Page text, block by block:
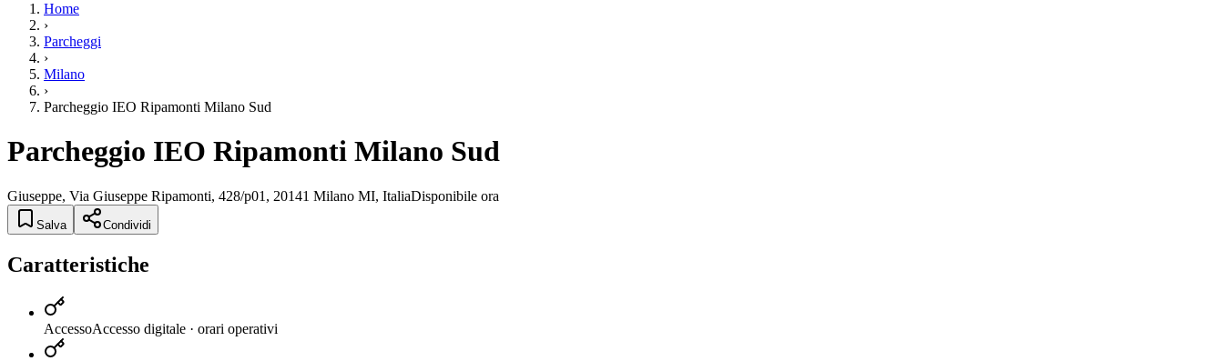
Home
›
Parcheggi
›
Milano
›
Parcheggio IEO Ripamonti Milano Sud
Parcheggio IEO Ripamonti Milano Sud
Giuseppe, Via Giuseppe Ripamonti, 428/p01, 20141 Milano MI, ItaliaDisponibile ora
Salva Condividi
Caratteristiche
AccessoAccesso digitale · orari operativi